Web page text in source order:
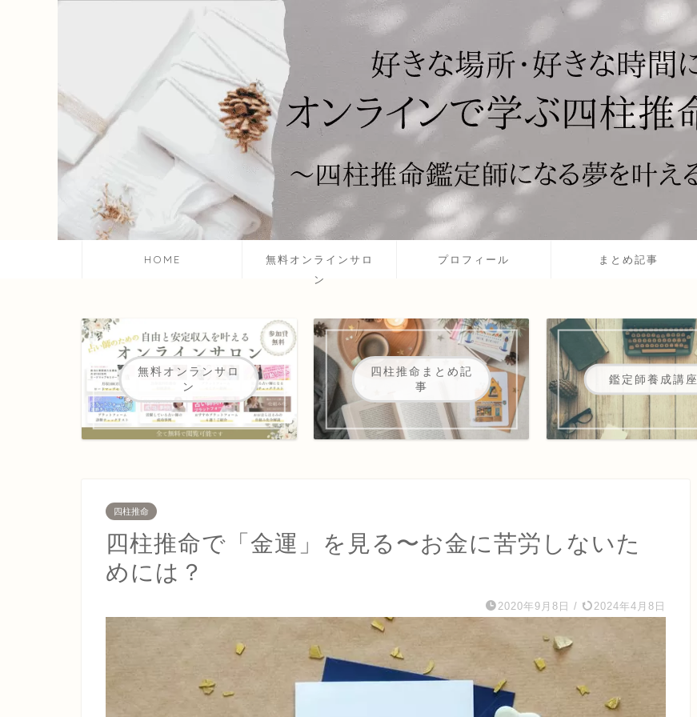
HOME
無料オンラインサロ
ン
プロフィール まとめ記事
無料オンランサロ
ン
四柱推命まとめ記
事
鑑定師養成講座
四柱推命
四柱推命で「金運」を見る〜お金に苦労しないた
めには？
2020年9月8日 / 2024年4月8日